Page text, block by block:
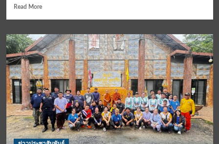
Read MoreRead
สภาฯ
เดือด..สว.สร
ชาติ
ชำแหละ
นโยบาย
รัฐ
บาลฯ